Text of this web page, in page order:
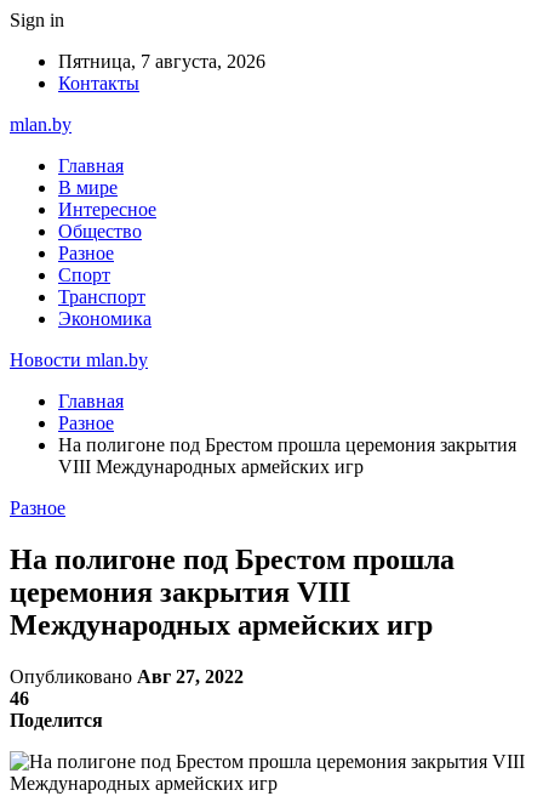
Sign in
Пятница, 7 августа, 2026
Контакты
mlan.by
Главная
В мире
Интересное
Общество
Разное
Спорт
Транспорт
Экономика
Новости mlan.by
Главная
Разное
На полигоне под Брестом прошла церемония закрытия
VIII Международных армейских игр
Разное
На полигоне под Брестом прошла
церемония закрытия VIII
Международных армейских игр
Опубликовано Авг 27, 2022
46
Поделится